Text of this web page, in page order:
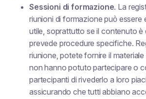
Sessioni di formazione. La
riunioni di formazione può essere
utile, soprattutto se il contenuto è
prevede procedure specifiche.
riunione, potete fornire il
non hanno potuto partecipare o
partecipanti di rivederlo a loro
assicurando che tutti abbiano